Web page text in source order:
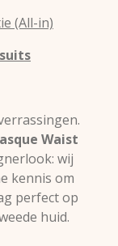
(All-in)
Waist
wij
kennis om
perfect op
huid.